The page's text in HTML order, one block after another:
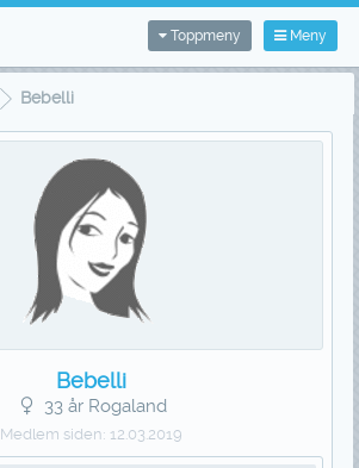
Meny
Toppmeny
Bebelli
Bebelli
33 år Rogaland
Medlem siden: 12.03.2019